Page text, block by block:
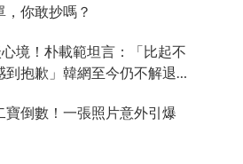
你敢抄嗎？
境！朴載範坦言：「比起不
抱歉」韓網至今仍不解退
寶倒數！一張照片意外引爆